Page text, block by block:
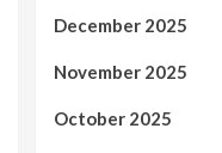
December 2025
November 2025
October 2025